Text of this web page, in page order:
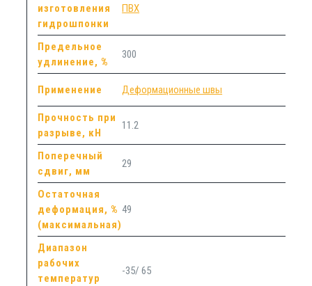
изготовления
гидрошпонки
ПВХ
Предельное
удлинение, %
300
Применение Деформационные швы
Прочность при
разрыве, кН
11.2
Поперечный
сдвиг, мм
29
Остаточная
деформация, %
(максимальная)
49
Диапазон
рабочих
температур
-35/ 65